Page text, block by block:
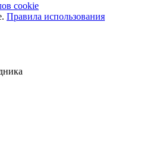
cookie
Правила использования